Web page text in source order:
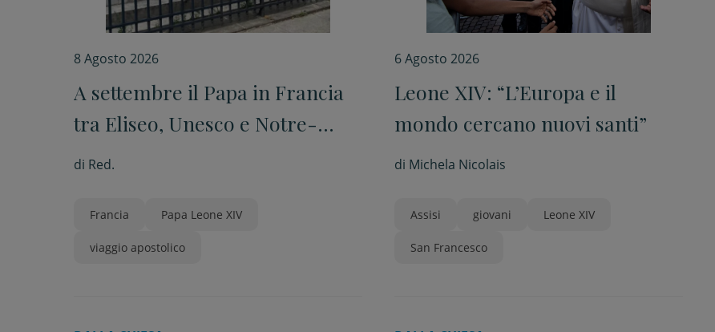
8 Agosto 2026
A settembre il Papa in Francia
tra Eliseo, Unesco e Notre-
Dame e poi a Lourdes
di Red.
Francia Papa Leone XIV
viaggio apostolico
6 Agosto 2026
Leone XIV: “L’Europa e il
mondo cercano nuovi santi”
di Michela Nicolais
Assisi giovani Leone XIV
San Francesco